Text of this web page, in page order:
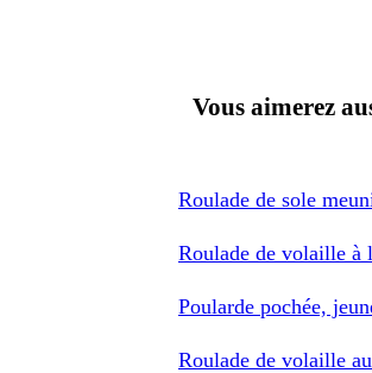
Vous aimerez
Roulade de sole
Roulade de volaille à
Poularde pochée,
Roulade de volaille